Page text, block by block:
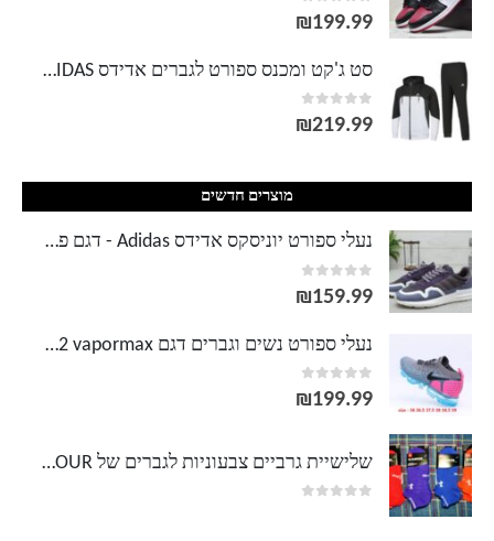
0
out of 5
₪199.99
סט ג'קט ומכנס ספורט לגברים אדידס ADIDAS
0
out of 5
₪219.99
מוצרים חדשים
נעלי ספורט יוניסקס אדידס Adidas - דגם פסים
0
out of 5
₪159.99
נעלי ספורט נשים וגברים דגם NIKE 942842 vapormax ופורמקס
0
out of 5
₪199.99
שלישיית גרביים צבעוניות לגברים של UNDER ARMOUR